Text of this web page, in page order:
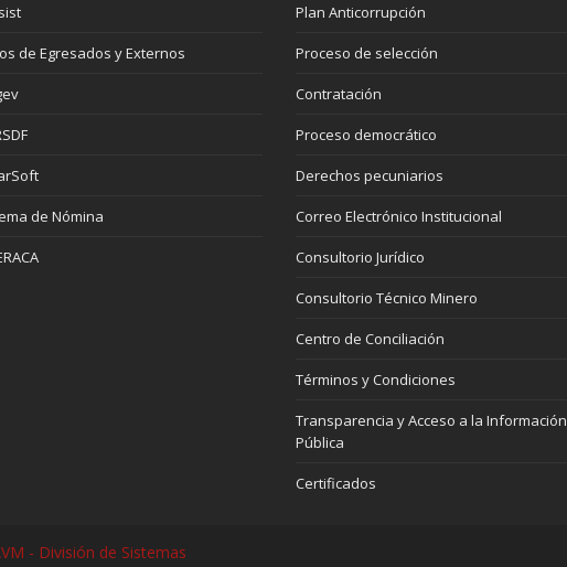
de Egresados y Externos
de Nómina
Plan Anticorrupción
Proceso de selección
Contratación
Proceso democrático
Derechos pecuniarios
Correo Electrónico Institucional
Consultorio Jurídico
Consultorio Técnico Minero
Centro de Conciliación
Términos y Condiciones
Transparencia y Acceso a la Información
Pública
Certificados
- División de Sistemas